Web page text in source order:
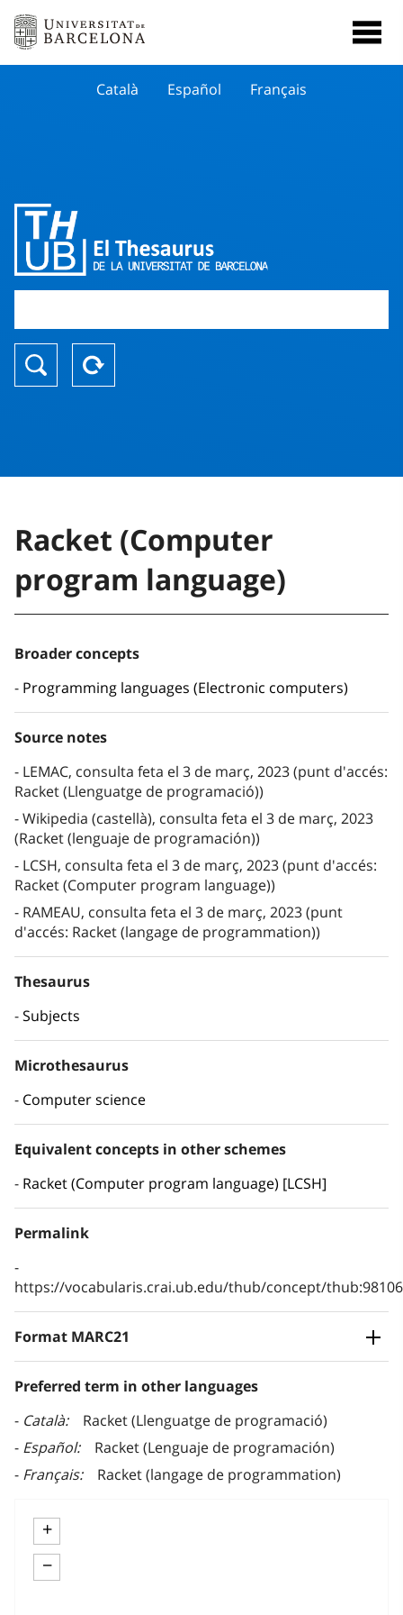
Català Español Français
Racket (Computer
program language)
Broader concepts
Programming languages (Electronic computers)
Source notes
LEMAC, consulta feta el 3 de març, 2023 (punt d'accés:
Racket (Llenguatge de programació))
Wikipedia (castellà), consulta feta el 3 de març, 2023
(Racket (lenguaje de programación))
LCSH, consulta feta el 3 de març, 2023 (punt d'accés:
Racket (Computer program language))
RAMEAU, consulta feta el 3 de març, 2023 (punt
d'accés: Racket (langage de programmation))
Thesaurus
Subjects
Microthesaurus
Computer science
Equivalent concepts in other schemes
Racket (Computer program language) [LCSH]
Permalink
https://vocabularis.crai.ub.edu/thub/concept/
Format MARC21
Preferred term in other languages
Català
Racket (Llenguatge de programació)
Español
Racket (Lenguaje de programación)
Français
Racket (langage de programmation)
+
−